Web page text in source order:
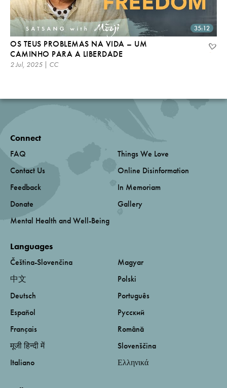
35:12
OS TEUS PROBLEMAS NA VIDA – UM
CAMINHO PARA A LIBERDADE
2 Jul, 2025 | CC
Connect
FAQ
Contact Us
Feedback
Donate
Mental Health and Well-Being
Things We Love
Online Disinformation
In Memoriam
Gallery
Languages
Čeština-Slovenčina
中文
Deutsch
Español
Français
मूजी हिन्दी में
Italiano
Magyar
Polski
Português
Русский
Română
Slovenščina
Ελληνικά